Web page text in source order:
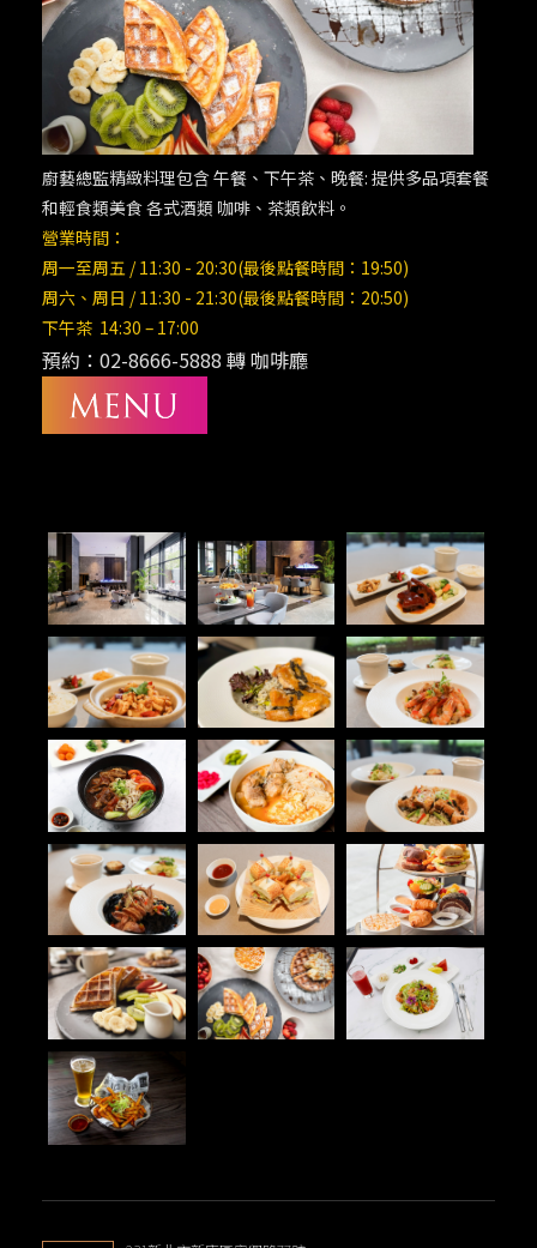
廚藝總監精緻料理包含 午餐、下午茶、晚餐: 提供多品項套餐
和輕食類美食 各式酒類 咖啡、茶類飲料。
營業時間：
周一至周五 / 11:30 - 20:30(最後點餐時間：19:50)
周六、周日 / 11:30 - 21:30(最後點餐時間：20:50)
下午茶 14:30 – 17:00
預約：02-8666-5888 轉 咖啡廳